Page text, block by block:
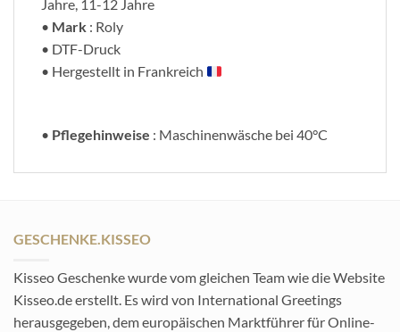
Jahre, 11-12 Jahre
• Mark : Roly
• DTF-Druck
• Hergestellt in Frankreich
• Pflegehinweise : Maschinenwäsche bei 40°C
GESCHENKE.KISSEO
Kisseo Geschenke wurde vom gleichen Team wie die Website
Kisseo.de erstellt. Es wird von International Greetings
herausgegeben, dem europäischen Marktführer für Online-